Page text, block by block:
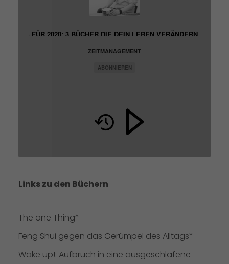
ZEITMANAGEMENT
ABONNIEREN
FÜR 2020: 3 BÜCHER DIE DEIN LEBEN VERÄNDERN
Links zu den Büchern
The one Thing*
Feng Shui gegen das Gerümpel des Alltags*
Wake up!: Aufbruch in eine ausgeschlafene